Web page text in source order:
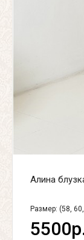
Алина
Размер: (58,